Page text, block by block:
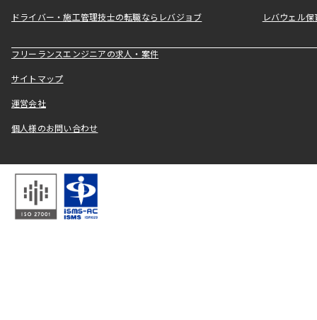
ドライバー・施工管理技士の転職ならレバジョブ レバウェル
フリーランスエンジニアの求人・案件
サイトマップ
運営会社
個人様のお問い合わせ